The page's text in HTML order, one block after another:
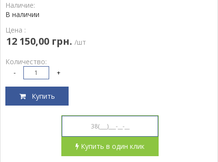
Наличие:
В наличии
Цена :
12 150,00 грн. /шт
Количество:
- +
Купить
Купить в один клик